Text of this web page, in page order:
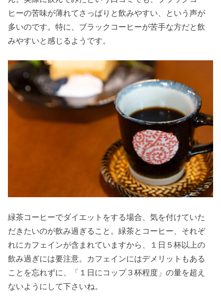
ヒーの苦味が薄れてさっぱりと飲みやすい、という声が
多いのです。特に、ブラックコーヒーが苦手な方だと飲
みやすいと感じるようです。
緑茶コーヒーでダイエットをする場合、気を付けていた
だきたいのが飲み過ぎること。緑茶とコーヒー、それぞ
れにカフェインが含まれていますから、１日５杯以上の
飲み過ぎには要注意。カフェインにはデメリットもある
ことを忘れずに、「１日にコップ３杯程度」の量を超え
ないようにして下さいね。